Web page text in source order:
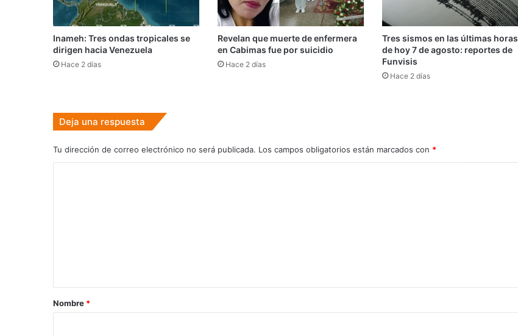
Inameh: Tres ondas tropicales se
dirigen hacia Venezuela
Hace 2 días
Revelan que muerte de enfermera
en Cabimas fue por suicidio
Hace 2 días
Tres sismos en las últimas horas
de hoy 7 de agosto: reportes de
Funvisis
Hace 2 días
Deja una respuesta
Tu dirección de correo electrónico no será publicada. Los campos obligatorios están marcados con *
rNombre *